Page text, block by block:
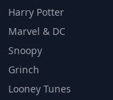
Harry Potter
Marvel & DC
Snoopy
Grinch
Looney Tunes